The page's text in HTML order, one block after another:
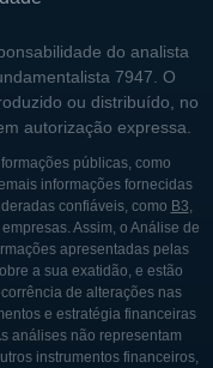
do analista
7947. O
ou distribuído, no
autorização expressa.
públicas, como
informações fornecidas
confiáveis, como B3,
Assim, o Análise de
apresentadas pelas
a sua exatidão, e estão
de alterações nas
e estratégia financeiras
análises não representam
instrumentos financeiros,